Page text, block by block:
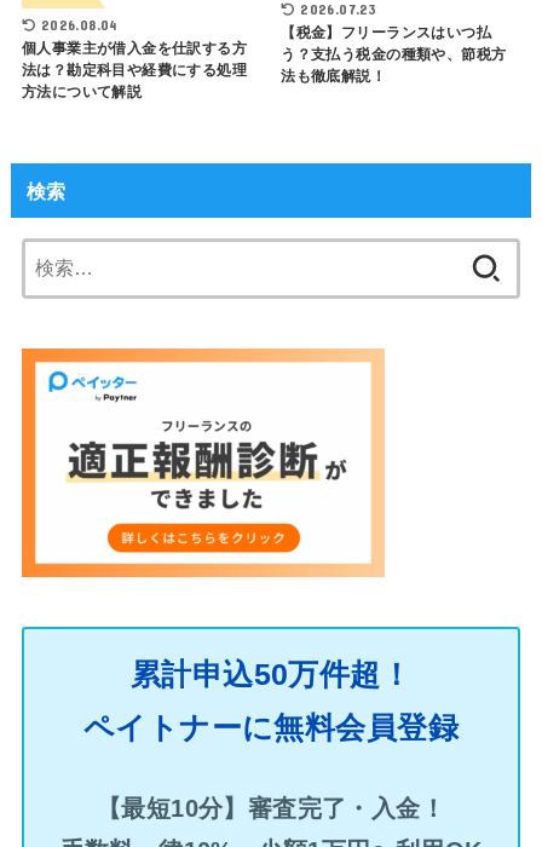
2026.08.04
個人事業主が借入金を仕訳する方
法は？勘定科目や経費にする処理
方法について解説
2026.07.23
【税金】フリーランスはいつ払
う？支払う税金の種類や、節税方
法も徹底解説！
検索
索:
累計申込50万件超！
ペイトナーに無料会員登録
【最短10分】審査完了・入金！